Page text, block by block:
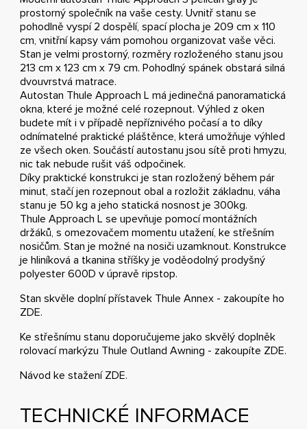
prostorný společník na vaše cesty. Uvnitř stanu se
pohodlně vyspí 2 dospělí, spací plocha je 209 cm x 110
cm, vnitřní kapsy vám pomohou organizovat vaše věci.
Stan je velmi prostorný, rozměry rozloženého stanu jsou
213 cm x 123 cm x 79 cm. Pohodlný spánek obstará silná
dvouvrstvá matrace.
Autostan Thule Approach L má jedinečná panoramatická
okna, které je možné celé rozepnout. Výhled z oken
budete mít i v případě nepříznivého počasí a to díky
odnímatelné praktické pláštěnce, která umožňuje výhled
ze všech oken. Součástí autostanu jsou sítě proti hmyzu,
nic tak nebude rušit váš odpočinek.
Díky praktické konstrukci je stan rozložený během pár
minut, stačí jen rozepnout obal a rozložit základnu, váha
stanu je 50 kg a jeho statická nosnost je 300kg.
Thule Approach L se upevňuje pomocí montážních
držáků, s omezovačem momentu utažení, ke střešním
nosičům. Stan je možné na nosiči uzamknout. Konstrukce
je hliníková a tkanina stříšky je voděodolný prodyšný
polyester 600D v úpravě ripstop.
Stan skvěle doplní přístavek Thule Annex - zakoupíte ho
ZDE.
Ke střešnímu stanu doporučujeme jako skvělý doplněk
rolovací markýzu Thule Outland Awning - zakoupíte ZDE.
Návod ke stažení ZDE.
TECHNICKÉ INFORMACE